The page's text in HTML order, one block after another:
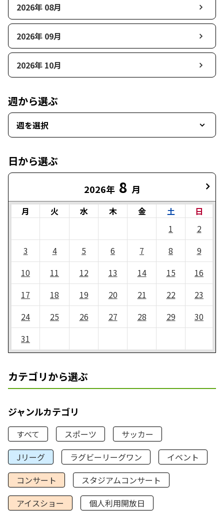
2026年 08月
2026年 09月
2026年 10月
週から選ぶ
週を選択
日から選ぶ
2026年 8 月
月 火 水 木 金 土
日
1
2
3
4 5 6 7 8
9
10
11 12 13 14 15
16
17
18 19 20 21 22
23
24
25 26 27 28 29
30
31
カテゴリから選ぶ
ジャンルカテゴリ
すべて スポーツ
サッカー
Jリーグ
ラグビーリーグワン
イベント
コンサート
スタジアムコンサート
アイスショー
個人利用開放日